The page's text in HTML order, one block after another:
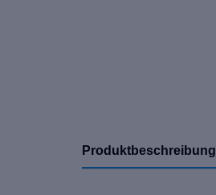
Produktbeschreibung